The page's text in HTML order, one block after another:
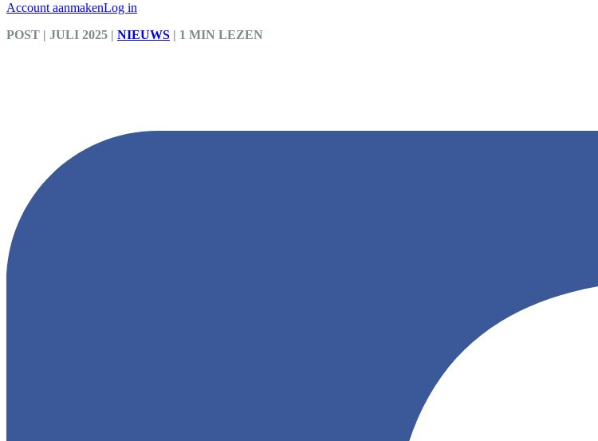
Account aanmakenLog in
POST | JULI 2025 | NIEUWS | 1 MIN LEZEN